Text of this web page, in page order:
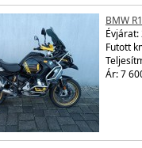
BMW
Évjárat:
Futott
Ár: 7